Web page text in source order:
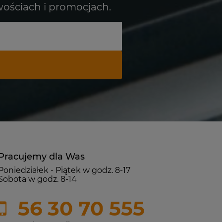
i promocjach.
dla Was
- Piątek w godz. 8-17
w godz. 8-14
56 30 70 555